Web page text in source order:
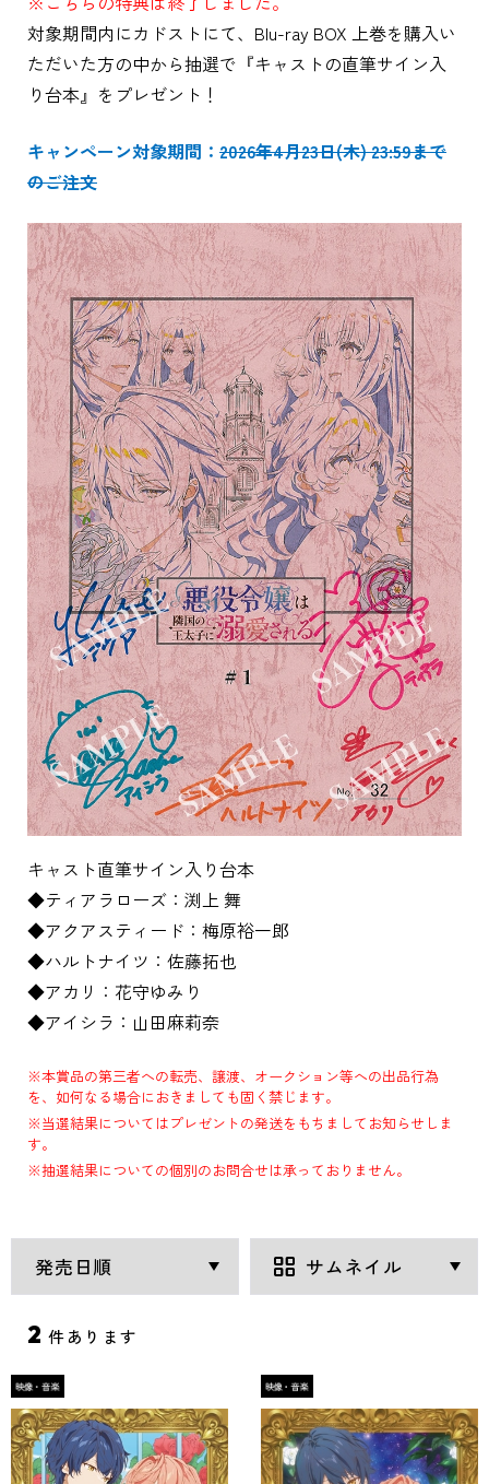
対象期間内にカドストにて、Blu-ray BOX 上巻を購入い
ただいた方の中から抽選で『キャストの直筆サイン入
り台本』をプレゼント！
キャンペーン対象期間： 2026年4月23日(木) 23:59まで
のご注文
キャスト直筆サイン入り台本
◆ティアラローズ：渕上 舞
◆アクアスティード：梅原裕一郎
◆ハルトナイツ：佐藤拓也
◆アカリ：花守ゆみり
◆アイシラ：山田麻莉奈
※本賞品の第三者への転売、譲渡、オークション等への出品行為
を、如何なる場合におきましても固く禁じます。
※当選結果についてはプレゼントの発送をもちましてお知らせしま
す。
※抽選結果についての個別のお問合せは承っておりません。
2 件あります